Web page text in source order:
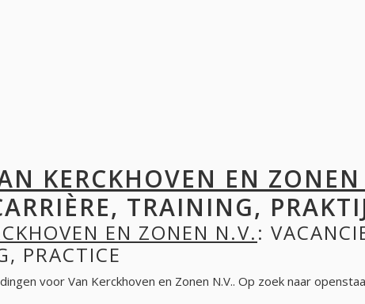
KERCKHOVEN EN
TRAINING,
EN ZONEN N.V.:
PRACTICE
voor Van Kerckhoven en Zonen N.V.. Op zoek naar